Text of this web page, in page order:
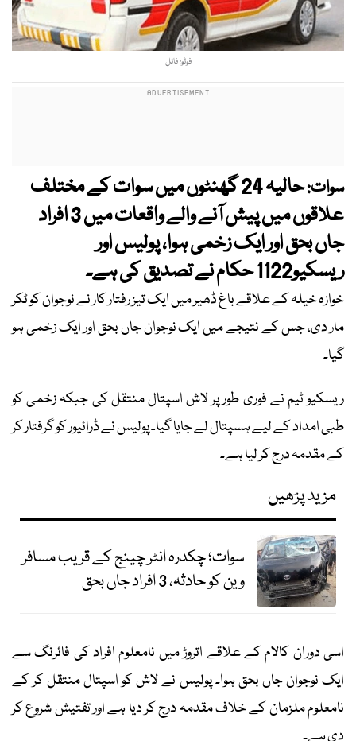
فوٹو: فائل
سوات:
حالیہ 24 گھنٹوں میں سوات کے مختلف
علاقوں میں پیش آنے والے واقعات میں 3 افراد
جاں بحق اور ایک زخمی ہوا، پولیس اور
ریسکیو1122 حکام نے تصدیق کی ہے۔
خوازہ خیلہ کے علاقے باغ ڈھیر میں ایک تیز رفتار کار نے نوجوان کو ٹکر
مار دی، جس کے نتیجے میں ایک نوجوان جاں بحق اور ایک زخمی ہو
گیا۔
ریسکیو ٹیم نے فوری طور پر لاش اسپتال منتقل کی جبکہ زخمی کو
طبی امداد کے لیے ہسپتال لے جایا گیا۔ پولیس نے ڈرائیور کو گرفتار کر
کے مقدمہ درج کر لیا ہے۔
مزید پڑھیں
سوات؛ چکدرہ انٹر چینج کے قریب مسافر
وین کو حادثہ، 3 افراد جاں بحق
اسی دوران کالام کے علاقے اتروڑ میں نامعلوم افراد کی فائرنگ سے
ایک نوجوان جاں بحق ہوا۔ پولیس نے لاش کو اسپتال منتقل کر کے
نامعلوم ملزمان کے خلاف مقدمہ درج کر دیا ہے اور تفتیش شروع کر
دی ہے۔